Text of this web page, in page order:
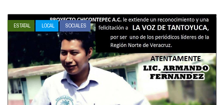
ESTATAL LOCAL SOCIALES